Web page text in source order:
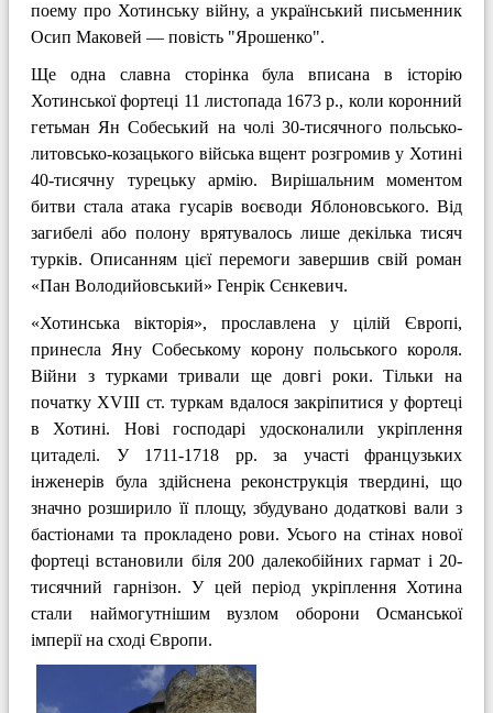
поему про Хотин­ську війну, а український письменник
Осип Маковей — повість "Ярошенко".
Ще одна славна сторінка була вписана в історію
Хотинської фортеці 11 листопа­да 1673 p., коли коронний
гетьман Ян Собеський на чолі 30-тисячного польсько-
литовсько-козацького війська вщент розгромив у Хотині
40-тисячну турець­ку армію. Вирішальним моментом
битви стала атака гусарів воєводи Яблоновського. Від
загибелі або полону врятува­лось лише декілька тисяч
турків. Опи­санням цієї перемоги завершив свій роман
«Пан Володийовський» Генрік Сєнкевич.
«Хотинська вікторія», про­славлена у цілій Європі,
принесла Яну Собеському корону польського короля.
Війни з турками тривали ще довгі роки. Тільки на
початку XVIII ст. туркам вда­лося закріпитися у фортеці
в Хотині. Нові господарі удосконалили укріплен­ня
цитаделі. У 1711-1718 pp. за участі французьких
інженерів була здійснена реконструкція твердині, що
значно роз­ширило її площу, збудувано додаткові вали з
бастіонами та прокладено рови. Усього на стінах нової
фортеці встано­вили біля 200 далекобійних гармат і 20-
тисячний гарнізон. У цей період укрі­плення Хотина
стали наймогутнішим вузлом оборони Османської
імперії на сході Європи.